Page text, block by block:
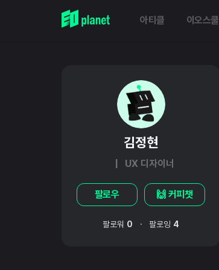
아티클 이오스쿨
김정현
| UX 디자이너
팔로우 🙌 커피챗
팔로워 0 ·팔로잉 4